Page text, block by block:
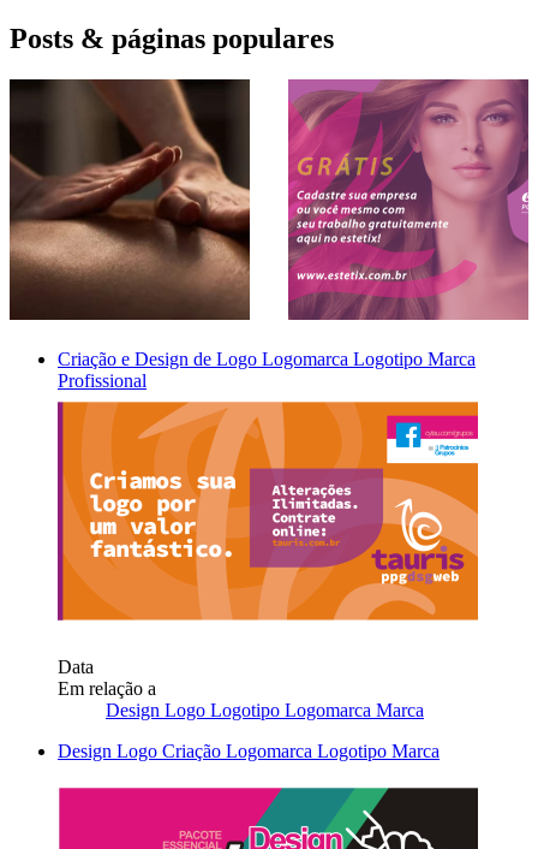
Posts & páginas populares
Criação e Design de Logo Logomarca Logotipo Marca
Profissional
Data
Em relação a
Design Logo Logotipo Logomarca Marca
Design Logo Criação Logomarca Logotipo Marca